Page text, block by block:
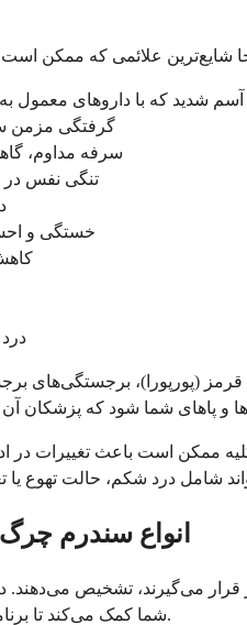
آسم شدید که با داروهای معمول
گرفتگی مزمن
سرفه مداوم،
تنگی نفس در
خستگی و
(پورپورا)، برجستگی‌های
ممکن است باعث تغییرات در
انواع سندرم
قرار می‌گیرند، تشخیص می‌دهند.
شما کمک می‌کند تا برنامه درمانی شما را تنظیم کنند.